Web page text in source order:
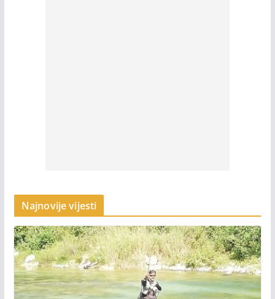
Najnovije vijesti